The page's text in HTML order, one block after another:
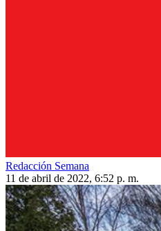
Redacción Semana
11 de abril de 2022, 6:52 p. m.